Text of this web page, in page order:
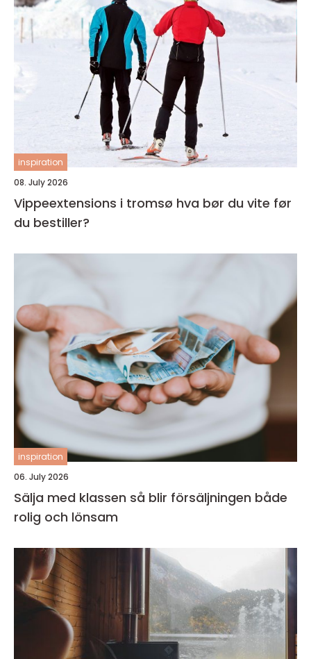
inspiration
08. July 2026
Vippeextensions i tromsø hva bør du vite før
du bestiller?
inspiration
06. July 2026
Sälja med klassen så blir försäljningen både
rolig och lönsam